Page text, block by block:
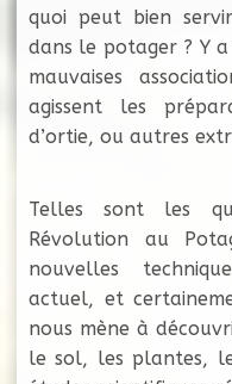
quoi peut bien
dans le potager ? Y
mauvaises
agissent les
d’ortie, ou autres
Telles sont les
Révolution au
nouvelles
actuel, et
nous mène à
le sol, les plantes,